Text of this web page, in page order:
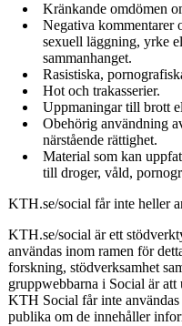
Kränkande omdömen
Negativa kommentarer
sexuell läggning, yrke
sammanhanget.
Rasistiska,
Hot och trakasserier.
Uppmaningar till brott
Obehörig användning
närstående rättighet.
Material som kan
till droger, våld,
KTH.se/social får inte heller
KTH.se/social är ett
användas inom ramen för
forskning, stödverksamhet
gruppwebbarna i Social är att
KTH Social får inte
publika om de innehåller